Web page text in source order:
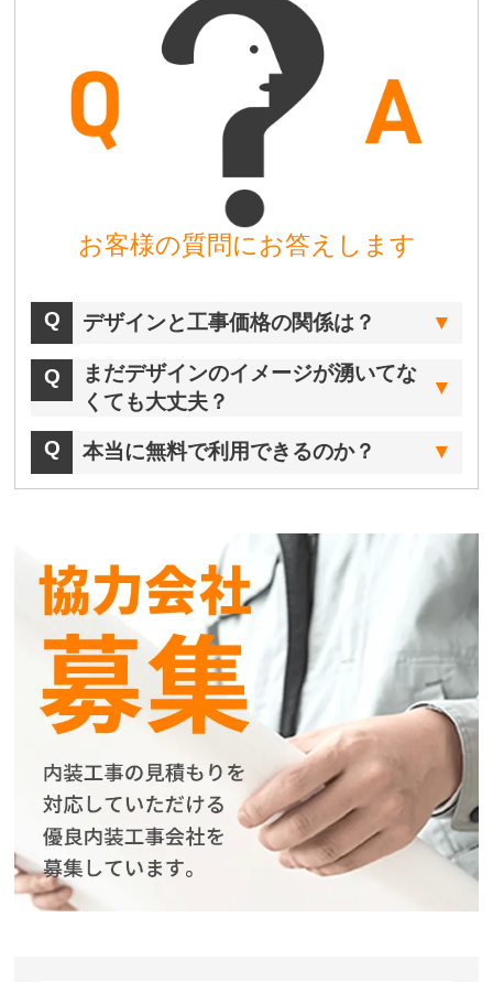
お客様の質問にお答えします
デザインと工事価格の関係は？
まだデザインのイメージが湧いてな
くても大丈夫？
本当に無料で利用できるのか？